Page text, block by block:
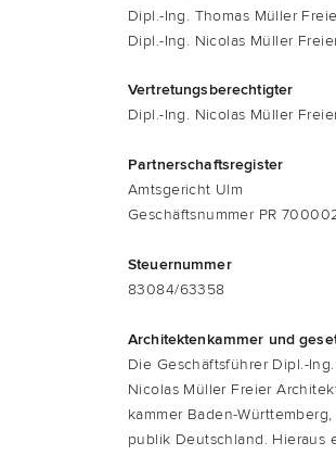
Dipl.-Ing. Tho­mas Mül­ler
Dipl.-Ing. Nico­las Mül­ler
Ver­tre­tungs­be­rech­tig­ter
Dipl.-Ing. Nico­las Mül­ler
Part­ner­schafts­re­gis­ter
Amts­ge­richt Ulm
Geschäfts­num­mer PR
Steu­er­num­mer
83084/63358
Archi­tek­ten­kam­mer und
Die Geschäfts­füh­rer Dipl.-
Nico­las Mül­ler Frei­er
kam­mer Baden-
pu­blik Deutsch­land. Hier­aus